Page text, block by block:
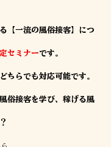
【一流の風俗接客】につ
セミナーです。
ちらでも対応可能です。
俗接客を学び、稼げる風
ら